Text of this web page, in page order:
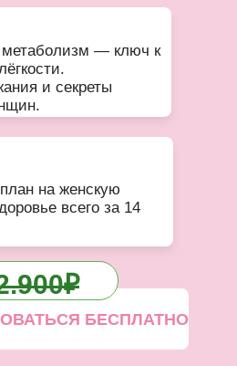
БЕСПЛАТНО
— ключ к
и секреты
на женскую
всего за 14